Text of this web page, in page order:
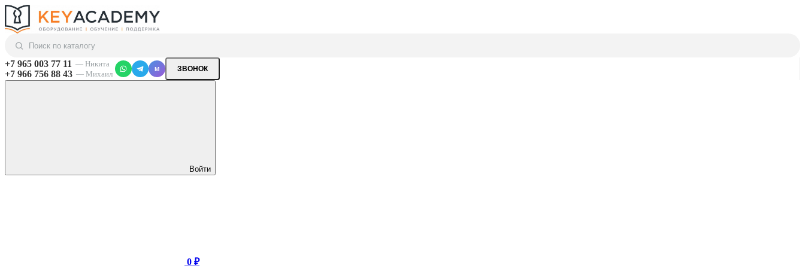
+7 965 003 77 11 — Никита
+7 966 756 88 43 — Михаил
M ЗВОНОК
Войти
0 ₽